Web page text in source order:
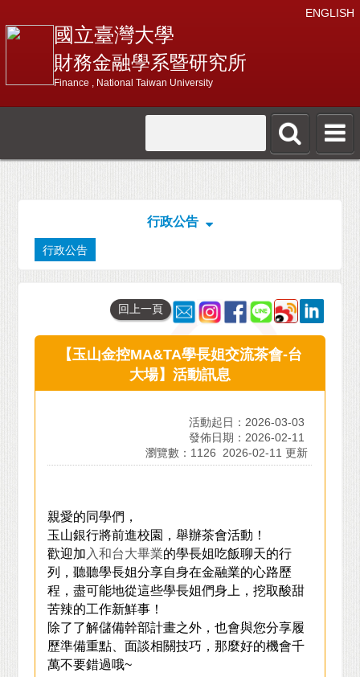
ENGLISH
國立臺灣大學
財務金融學系暨研究所
Finance , National Taiwan University
行政公告
行政公告
回上一頁
【玉山金控MA&TA學長姐交流茶會-台
大場】活動訊息
活動起日：2026-03-03
發佈日期：2026-02-11
瀏覽數：1126
2026-02-11 更新
親愛的同學們，
玉山銀行將前進校園，舉辦茶會活動！
歡迎加 入和台大畢業的學長姐吃飯聊天的行
列，聽聽學長姐分享自身在金融業的心路歷
程，盡可能地從這些學長姐們身上，挖取酸甜
苦辣的工作新鮮事！
除了了解儲備幹部計畫之外，也會與您分享履
歷準備重點、面談相關技巧，那麼好的機會千
萬不要錯過哦~